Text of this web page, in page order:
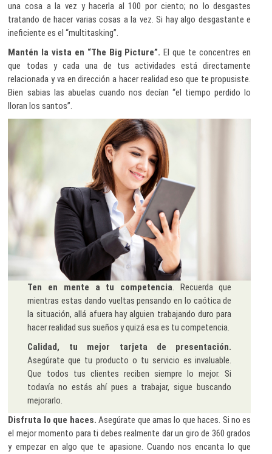
una cosa a la vez y hacerla al 100 por ciento; no lo desgastes
tratando de hacer varias cosas a la vez. Si hay algo desgastante e
ineficiente es el “multitasking”.
Mantén la vista en “The Big Picture”.El que te concentres en
que todas y cada una de tus actividades está directamente
relacionada y va en dirección a hacer realidad eso que te propusiste.
Bien sabias las abuelas cuando nos decían “el tiempo perdido lo
lloran los santos”.
Ten en mente a tu competencia. Recuerda que
mientras estas dando vueltas pensando en lo caótica de
la situación, allá afuera hay alguien trabajando duro para
hacer realidad sus sueños y quizá esa es tu competencia.
Calidad, tu mejor tarjeta de presentación.
Asegúrate que tu producto o tu servicio es invaluable.
Que todos tus clientes reciben siempre lo mejor. Si
todavía no estás ahí pues a trabajar, sigue buscando
mejorarlo.
Disfruta lo que haces.Asegúrate que amas lo que haces. Si no es
el mejor momento para ti debes realmente dar un giro de 360 grados
y empezar en algo que te apasione. Cuando nos encanta lo que